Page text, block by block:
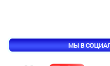
МЫ В